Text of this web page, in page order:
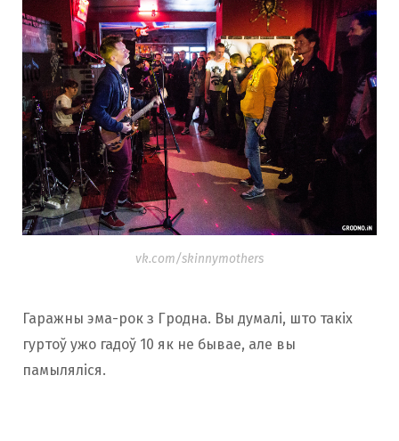
vk.com/skinnymothers
Гаражны эма-рок з Гродна. Вы думалі, што такіх
гуртоў ужо гадоў 10 як не бывае, але вы
памыляліся.